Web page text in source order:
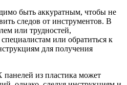
быть аккуратным, чтобы не
следов от инструментов. В
или трудностей,
или обратиться к
для получения
из пластика может